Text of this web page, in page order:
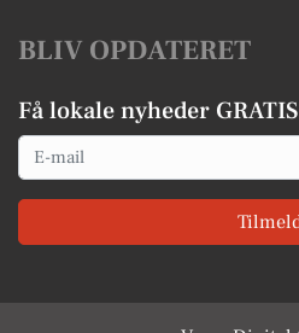
BLIV OPDATERET
Få lokale nyheder GRATIS
Email